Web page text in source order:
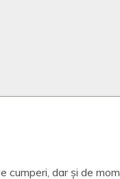
dar și de